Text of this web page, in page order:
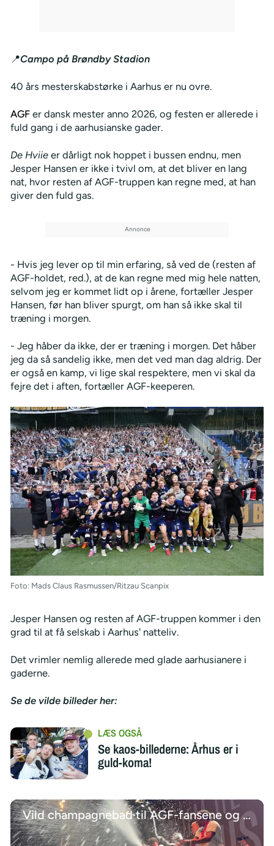
📍Campo på Brøndby Stadion
40 års mesterskabstørke i Aarhus er nu ovre.
AGFer dansk mester anno 2026, og festen er allerede i
fuld gang i de aarhusianske gader.
De Hviieer dårligt nok hoppet i bussen endnu, men
Jesper Hansen er ikke i tvivl om, at det bliver en lang
nat, hvor resten af AGF-truppen kan regne med, at han
giver den fuld gas.
- Hvis jeg lever op til min erfaring, så ved de (resten af
AGF-holdet, red.), at de kan regne med mig hele natten,
selvom jeg er kommet lidt op i årene, fortæller Jesper
Hansen, før han bliver spurgt, om han så ikke skal til
træning i morgen.
- Jeg håber da ikke, der er træning i morgen. Det håber
jeg da så sandelig ikke, men det ved man dag aldrig. Der
er også en kamp, vi lige skal respektere, men vi skal da
fejre det i aften, fortæller AGF-keeperen.
Foto: Mads Claus Rasmussen/Ritzau Scanpix
Jesper Hansen og resten af AGF-truppen kommer i den
grad til at få selskab i Aarhus' natteliv.
Det vrimler nemlig allerede med glade aarhusianere i
gaderne.
Se de vilde billeder her:
Se kaos-billederne: Århus er i
guld-koma!
Vild champagnebad til AGF-fansene og pressefolk